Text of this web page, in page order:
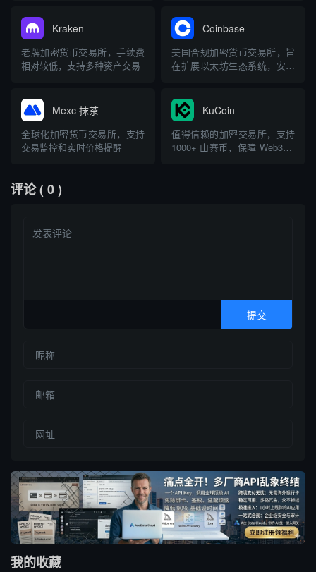
Kraken
老牌加密货币交易所，手续费
相对较低，支持多种资产交易
Coinbase
美国合规加密货币交易所，旨
在扩展以太坊生态系统，安全
Mexc 抹茶
全球化加密货币交易所，支持
交易监控和实时价格提醒
KuCoin
值得信赖的加密交易所，支持
1000+ 山寨币，保障 Web3 经
评论( 0 )
我的收藏